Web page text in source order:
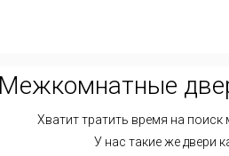
Хватит тратить время на
У нас такие же двери